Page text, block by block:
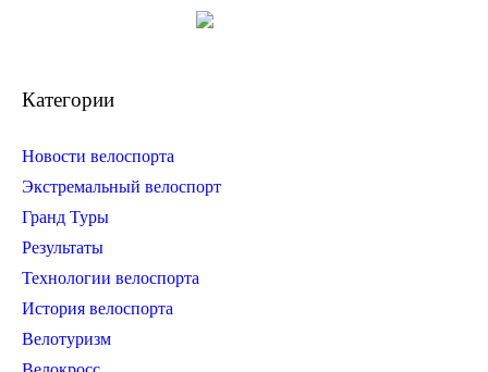
Категории
Новости велоспорта
Экстремальный велоспорт
Гранд Туры
Результаты
Технологии велоспорта
История велоспорта
Велотуризм